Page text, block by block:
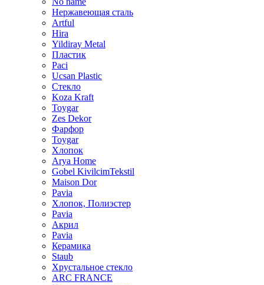
Нержавеющая сталь
Artful
Hira
Yildiray Metal
Пластик
Paci
Ucsan Plastic
Стекло
Koza Kraft
Toygar
Zes Dekor
Фарфор
Toygar
Хлопок
Arya Home
Gobel KivilcimTekstil
Maison Dor
Pavia
Хлопок, Полиэстер
Pavia
Акрил
Pavia
Керамика
Staub
Хрустальное стекло
ARC FRANCE